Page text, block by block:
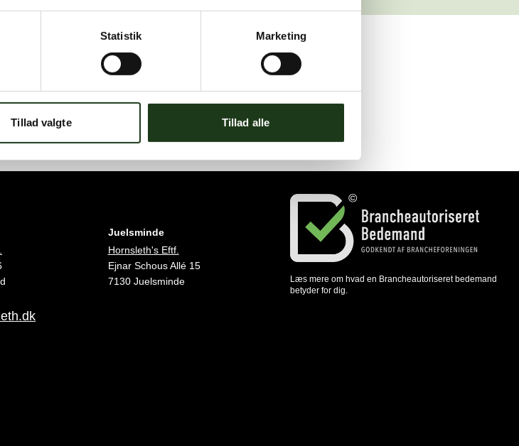
Statistik Marketing
Tillad valgte Tillad alle
brug for hjælp?
kontakte os, hvis du har spørgsmål eller brug for assistance.
Find nærmeste afdeling
Juelsminde
Hornsleth's Eftf.
Ejnar Schous Allé 15
7130 Juelsminde
Læs mere om hvad en Brancheautoriseret bedemand
betyder for dig.